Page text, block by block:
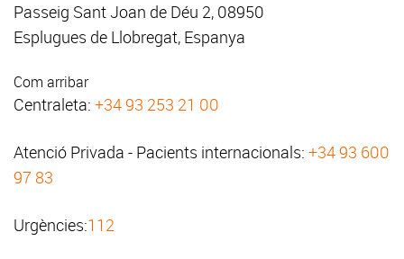
Passeig Sant Joan de Déu 2, 08950
Esplugues de Llobregat, Espanya
Com arribar
Centraleta: +34 93 253 21 00
Atenció Privada - Pacients internacionals: +34 93 600
97 83
Urgències:112